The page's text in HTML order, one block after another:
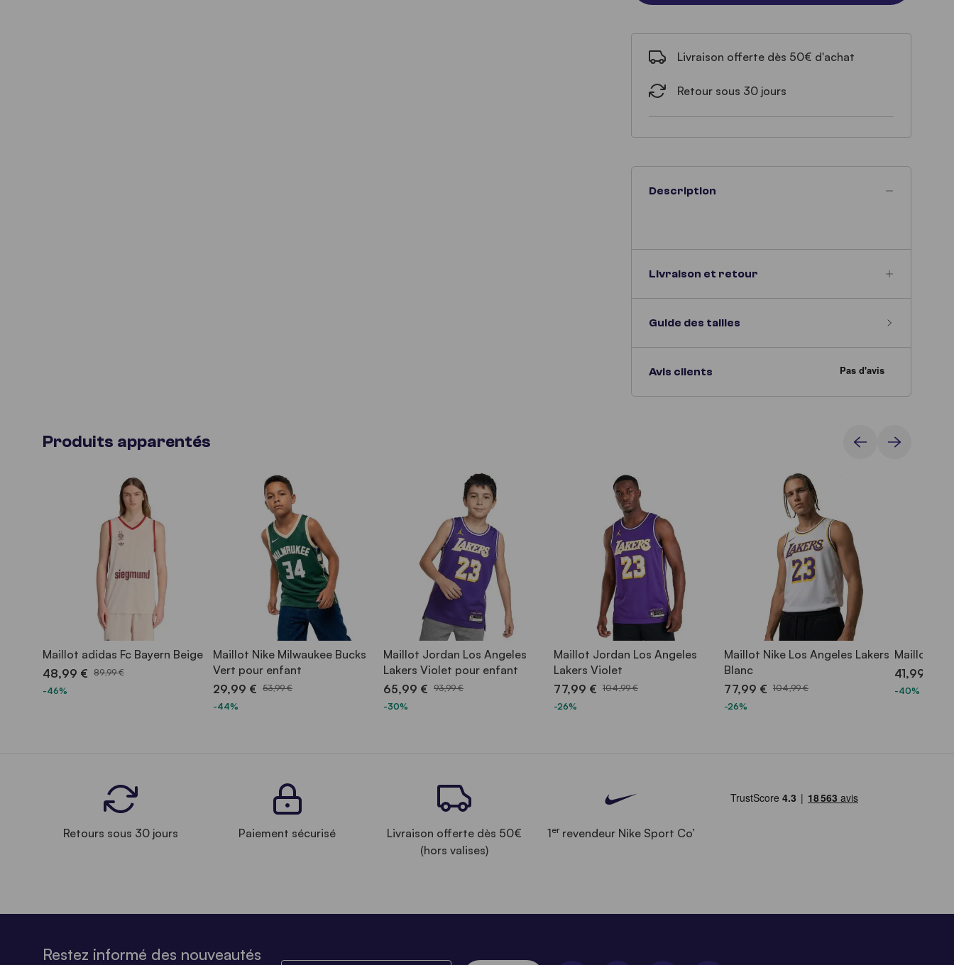
Livraison offerte dès 50€ d'achat
Retour sous 30 jours
Description
Livraison et retour
Guide des tailles
Avis clients
Produits apparentés
Maillot adidas Fc Bayern Beige
48,99 € 89,99 €
-46%
Maillot Nike Milwaukee Bucks
Vert pour enfant
29,99 € 53,99 €
-44%
Maillot Jordan Los Angeles
Lakers Violet pour enfant
65,99 € 93,99 €
-30%
Maillot Jordan Los Angeles
Lakers Violet
77,99 € 104,99 €
-26%
Maillot Nike Los Angeles Lakers
Blanc
77,99 € 104,99 €
-26%
Maillot
41,99 €
-40%
Retours sous 30 jours Paiement sécurisé
Livraison offerte dès 50€
(hors valises)
1errevendeur Nike Sport Co’
Restez informé des nouveautés